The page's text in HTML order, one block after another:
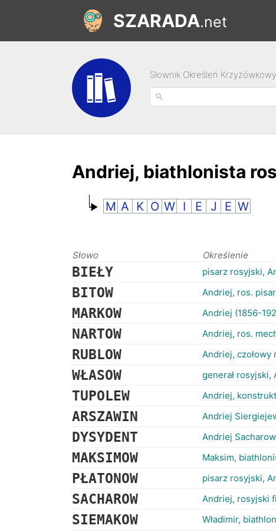
SZARADA.net
Słownik Określeń
Andriej, biathlonista
M A K O W I E J E W
Słowo Określenie
BIEŁY pisarz rosyjski,
BITOW Andriej, ros.
MARKOW Andriej (1856-
NARTOW Andriej, ros.
RUBLOW Andriej, czołowy
WŁASOW generał rosyjski,
TUPOLEW Andriej,
ARSZAWIN Andriej
DYSYDENT Andriej
MAKSIMOW Maksim,
PŁATONOW pisarz rosyjski,
SACHAROW Andriej, rosyjski
SIEMAKOW Władimir,